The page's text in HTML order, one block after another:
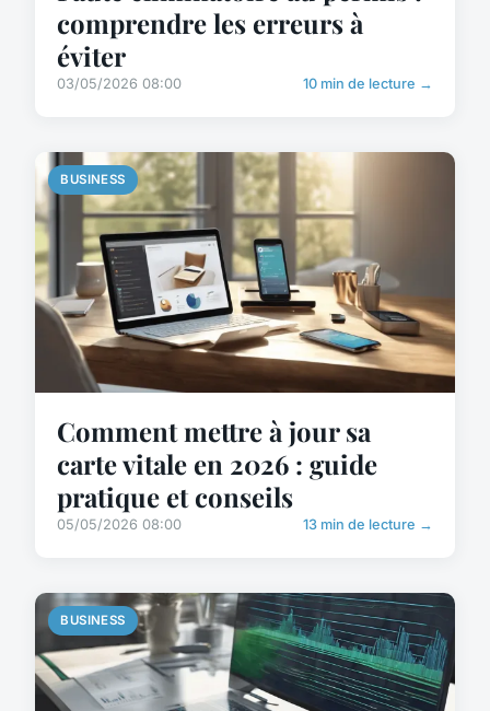
comprendre les erreurs à
éviter
03/05/2026 08:00 10 min de lecture →
BUSINESS
Comment mettre à jour sa
carte vitale en 2026 : guide
pratique et conseils
05/05/2026 08:00 13 min de lecture →
BUSINESS